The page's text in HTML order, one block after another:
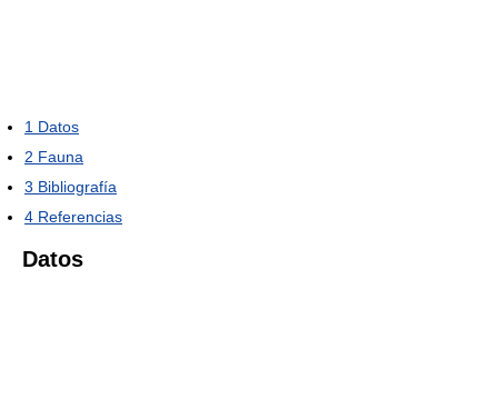
1 Datos
2 Fauna
3 Bibliografía
4 Referencias
Datos